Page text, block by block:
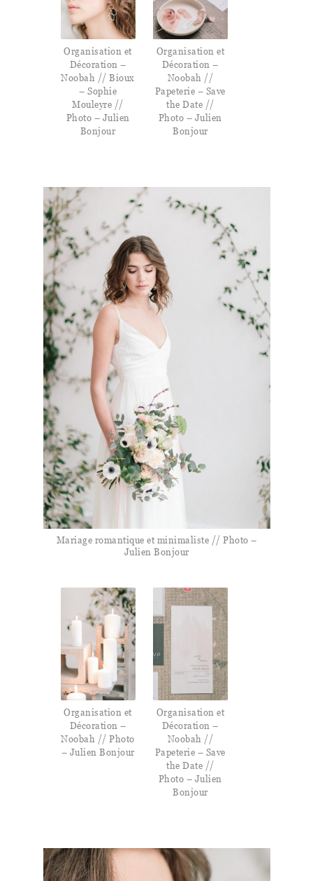
Organisation et
Décoration –
Noobah // Bioux
– Sophie
Mouleyre //
Photo – Julien
Bonjour
Organisation et
Décoration –
Noobah //
Papeterie – Save
the Date //
Photo – Julien
Bonjour
Mariage romantique et minimaliste // Photo –
Julien Bonjour
Organisation et
Décoration –
Noobah // Photo
– Julien Bonjour
Organisation et
Décoration –
Noobah //
Papeterie – Save
the Date //
Photo – Julien
Bonjour